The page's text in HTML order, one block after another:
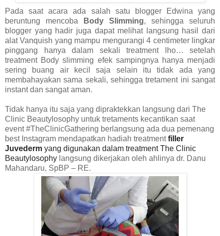
Pada saat acara ada salah satu blogger Edwina yang
beruntung mencoba
Body Slimming, sehingga seluruh
blogger yang hadir juga dapat melihat langsung hasil dari
alat Vanquish yang mampu mengurangi 4 centimeter lingkar
pinggang hanya dalam sekali treatment lho… setelah
treatment Body slimming efek sampingnya hanya menjadi
sering buang air kecil saja selain itu tidak ada yang
membahayakan sama sekali, sehingga tretament ini sangat
instant dan sangat aman.
Tidak hanya itu saja yang dipraktekkan langsung dari The
Clinic Beautylosophy untuk tretaments kecantikan saat
event #TheClinicGathering berlangsung ada dua pemenang
best Instagram mendapatkan hadiah treatmentfiller
Juvederm yang digunakan dalam treatment The Clinic
Beautylosophy langsung dikerjakan oleh ahlinya dr. Danu
Mahandaru, SpBP – RE.